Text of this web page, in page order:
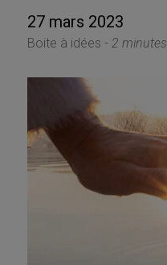
27 mars 2023
Boite à idées - 2 minutes